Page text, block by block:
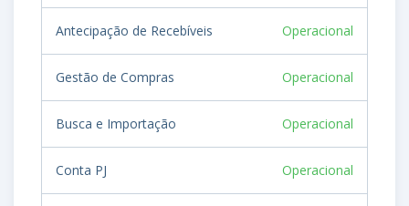
Antecipação de Recebíveis Operacional
Gestão de Compras Operacional
Busca e Importação Operacional
Conta PJ Operacional